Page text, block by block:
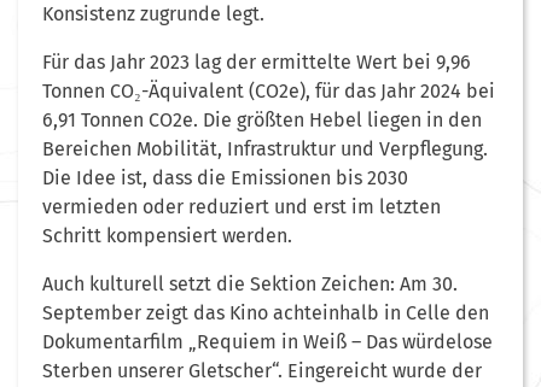
Konsistenz zugrunde legt.
Für das Jahr 2023 lag der ermittelte Wert bei 9,96
Tonnen CO₂-Äquivalent (CO2e), für das Jahr 2024 bei
6,91 Tonnen CO2e. Die größten Hebel liegen in den
Bereichen Mobilität, Infrastruktur und Verpflegung.
Die Idee ist, dass die Emissionen bis 2030
vermieden oder reduziert und erst im letzten
Schritt kompensiert werden.
Auch kulturell setzt die Sektion Zeichen: Am 30.
September zeigt das Kino achteinhalb in Celle den
Dokumentarfilm „Requiem in Weiß – Das würdelose
Sterben unserer Gletscher“. Eingereicht wurde der